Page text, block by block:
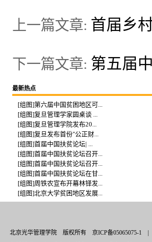
上一篇文章: 首届乡
下一篇文章: 第五届
最新热点
[组图]第六届中国贫困地区可...
[组图]复旦管理学家圆桌谈 ...
[组图]复旦管理学院发布20...
[组图]复旦发布首份"公正财...
[组图]首届中国扶贫论坛| ...
[组图]首届中国扶贫论坛召开...
[组图]首届中国扶贫论坛召开...
[组图]首届中国扶贫论坛在甘...
[组图]周铁农宣布开幕林铎发...
[组图]北京大学贫困地区发展...
北京光华管理学院 版权所有 京ICP备05065075-1 |